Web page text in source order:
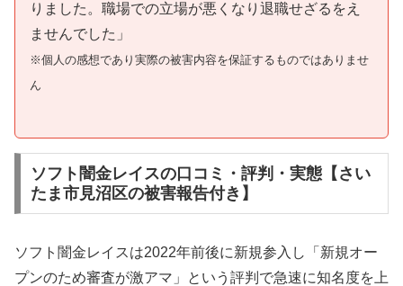
りました。職場での立場が悪くなり退職せざるをえ
ませんでした」
※個人の感想であり実際の被害内容を保証するものではありませ
ん
ソフト闇金レイスの口コミ・評判・実態【さい
たま市見沼区の被害報告付き】
ソフト闇金レイスは2022年前後に新規参入し「新規オー
プンのため審査が激アマ」という評判で急速に知名度を上